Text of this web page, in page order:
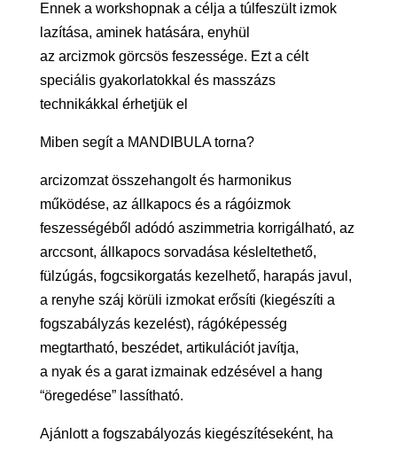
Ennek a workshopnak a célja a túlfeszült izmok
lazítása, aminek hatására, enyhül
az arcizmok görcsös feszessége. Ezt a célt
speciális gyakorlatokkal és masszázs
technikákkal érhetjük el
Miben segít a MANDIBULA torna?
arcizomzat összehangolt és harmonikus
működése, az állkapocs és a rágóizmok
feszességéből adódó aszimmetria korrigálható, az
arccsont, állkapocs sorvadása késleltethető,
fülzúgás, fogcsikorgatás kezelhető, harapás javul,
a renyhe száj körüli izmokat erősíti (kiegészíti a
fogszabályzás kezelést), rágóképesség
megtartható, beszédet, artikulációt javítja,
a nyak és a garat izmainak edzésével a hang
“öregedése” lassítható.
Ajánlott a fogszabályozás kiegészítéseként, ha